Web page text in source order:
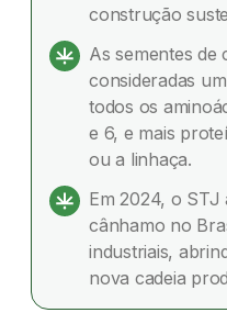
Sementes de
Cânhamo no Brasil:
Cânhamo e
Dúvidas frequentes
construção
As sementes de
consideradas
todos os
e 6, e mais
ou a linhaça.
Em 2024, o
cânhamo no
industriais,
nova cadeia